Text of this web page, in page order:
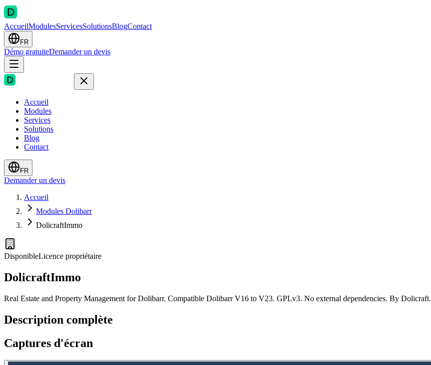
AccueilModulesServicesSolutionsBlogContact
FR
Démo gratuiteDemander un devis
Accueil
Modules
Services
Solutions
Blog
Contact
FR
Demander un devis
Accueil
Modules Dolibarr
DolicraftImmo
DisponibleLicence propriétaire
DolicraftImmo
Real Estate and Property Management for Dolibarr. Compatible Dolibarr V16 to V23. GPLv3. No external dependencies. By Dolicraft.
Description complète
Captures d'écran